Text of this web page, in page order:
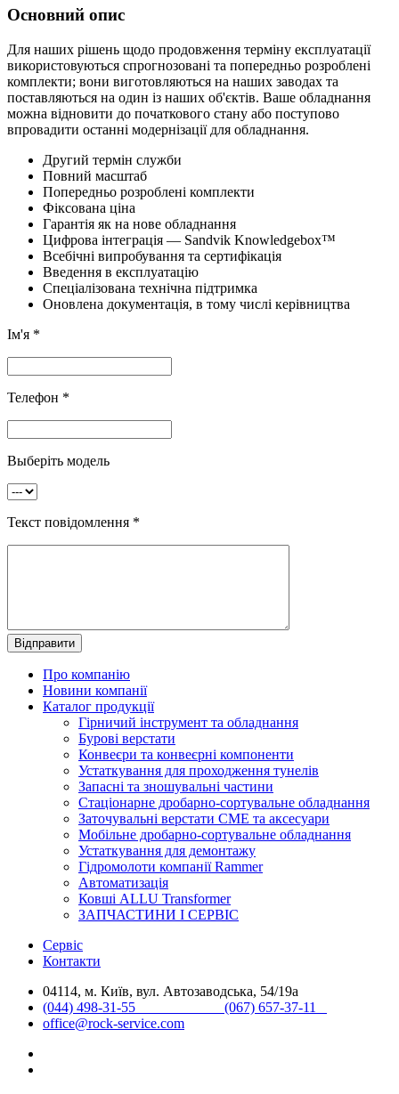
Основний опис
Для наших рішень щодо продовження терміну експлуатації
використовуються спрогнозовані та попередньо розроблені
комплекти; вони виготовляються на наших заводах та
поставляються на один із наших об'єктів. Ваше обладнання
можна відновити до початкового стану або поступово
впровадити останні модернізації для обладнання.
Другий термін служби
Повний масштаб
Попередньо розроблені комплекти
Фіксована ціна
Гарантія як на нове обладнання
Цифрова інтеграція — Sandvik Knowledgebox™
Всебічні випробування та сертифікація
Введення в експлуатацію
Спеціалізована технічна підтримка
Оновлена ​​документація, в тому числі керівництва
Ім'я *
Телефон *
Выберіть модель
Текст повідомлення *
Про компанію
Новини компанії
Каталог продукції
Гірничий інструмент та обладнання
Бурові верстати
Конвеєри та конвеєрні компоненти
Устаткування для проходження тунелів
Запасні та зношувальні частини
Стаціонарне дробарно-сортувальне обладнання
Заточувальні верстати СМЕ та аксесуари
Мобільне дробарно-сортувальне обладнання
Устаткування для демонтажу
Гідромолоти компанії Rammer
Автоматизація
Ковші ALLU Transformer
ЗАПЧАСТИНИ І СЕРВІС
Сервіс
Контакти
04114, м. Київ, вул. Автозаводська, 54/19а
(044) 498-31-55 (067) 657-37-11
office@rock-service.com